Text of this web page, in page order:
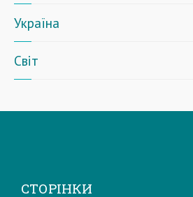
Україна
Світ
СТОРІНКИ